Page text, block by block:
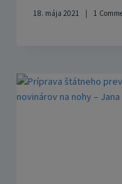
18. mája 2021 1